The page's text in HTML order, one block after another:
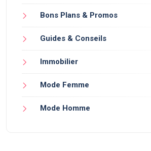
Bons Plans & Promos
Guides & Conseils
Immobilier
Mode Femme
Mode Homme